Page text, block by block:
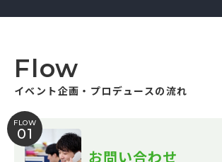
Flow
イベント企画・プロデュースの流れ
FLOW
01
お問い合わせ